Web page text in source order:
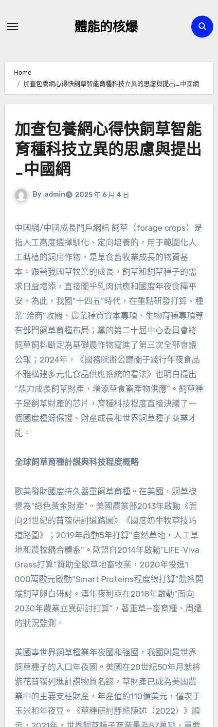
體能的核爆
Home
加查包養網心得快飼草智能育種科技立異的思慮與提出_中國網
加查包養網心得快飼草智能
育種科技立異的思慮與提出
_中國網
By admin 2025 年 6 月 4 日
中國網/中國成長門戶網訊 飼草（forage crops）是
指人工高度選擇馴化、定向培養的，用于範圍化人
工蒔植的飼用作物，是草食畜牧業成長的物資基
本。跟著我國草牧業的成長，飼草和飼草種子的需
求日益增添，直接關乎乳肉供應和國度年夜食糧平
安。為此，我國“十四五”時代，在重點研發打算、種
業“洽商”攻關、農業種質資本專項、生物育種專項等
有部門飼草育種布局；黨的第二十屆中心委員會將
飼草飼料斷定為基礎農作物寫進了第三次全部會議
公報；2024年，《國務院辦公廳關于踐行年夜食品
不雅構建多元化食品供應系統的看法》也明白提出
“鼎力成長飼草財產，增添草食畜產物供應”。飼草種
子是飼草財產的芯片，育種科技程度直接決議了一
個國度種源保證、財產成長和世界飼草種子商業才
能。
全球飼草育種計謀與科技程度概略
歐美發財國度持久器重飼草育種。在美國，飼草被
譽為“綠色黃金財產”。美國農業部2013年啟動《面
向21世紀的苜蓿研討道路圖》《國度奶牛牧草技巧
道路圖》；2019年啟動5年打算“自然草地，人工草
地和農牧耦合體系”。歐盟自2014年啟動“LIFE-Viva
Grass打算”贊助全歐草地畜牧業，2020年投進1
000萬歐元啟動“Smart Proteins程度線打算”體系開
端飼草卵白研討。澳年夜利亞在2018年啟動“面向
2030年農業立異研討打算”，著重草—畜育種、周遭
的狀況監測。
美國事世界飼草種業年夜國和強國，我國則是世界
飼草種子的入口年夜國。美國在20世紀50年月就將
紫花苜蓿列進計謀物質名錄，草財產已成為美國農
業中的主要支柱財產，年產值約110億美元，僅次于
玉米和年夜豆。《草種研討靜態陳述（2022）》顯